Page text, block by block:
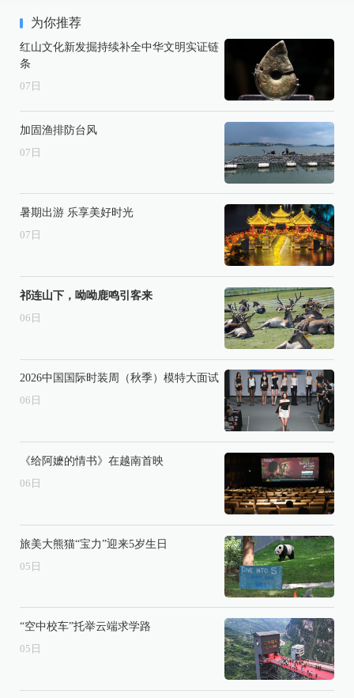
为你推荐
红山文化新发掘持续补全中华文明实证链
条
07 日
加固渔排防台风
07 日
暑期出游 乐享美好时光
07 日
祁连山下，呦呦鹿鸣引客来
06 日
2026中国国际时装周（秋季）模特大面试
06 日
《给阿嬷的情书》在越南首映
06 日
旅美大熊猫“宝力”迎来5岁生日
05 日
“空中校车”托举云端求学路
05 日